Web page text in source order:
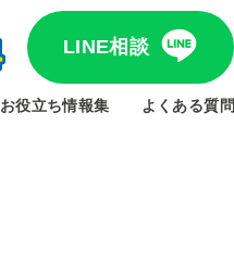
LINE相談
お役立ち情報集 よくある質問